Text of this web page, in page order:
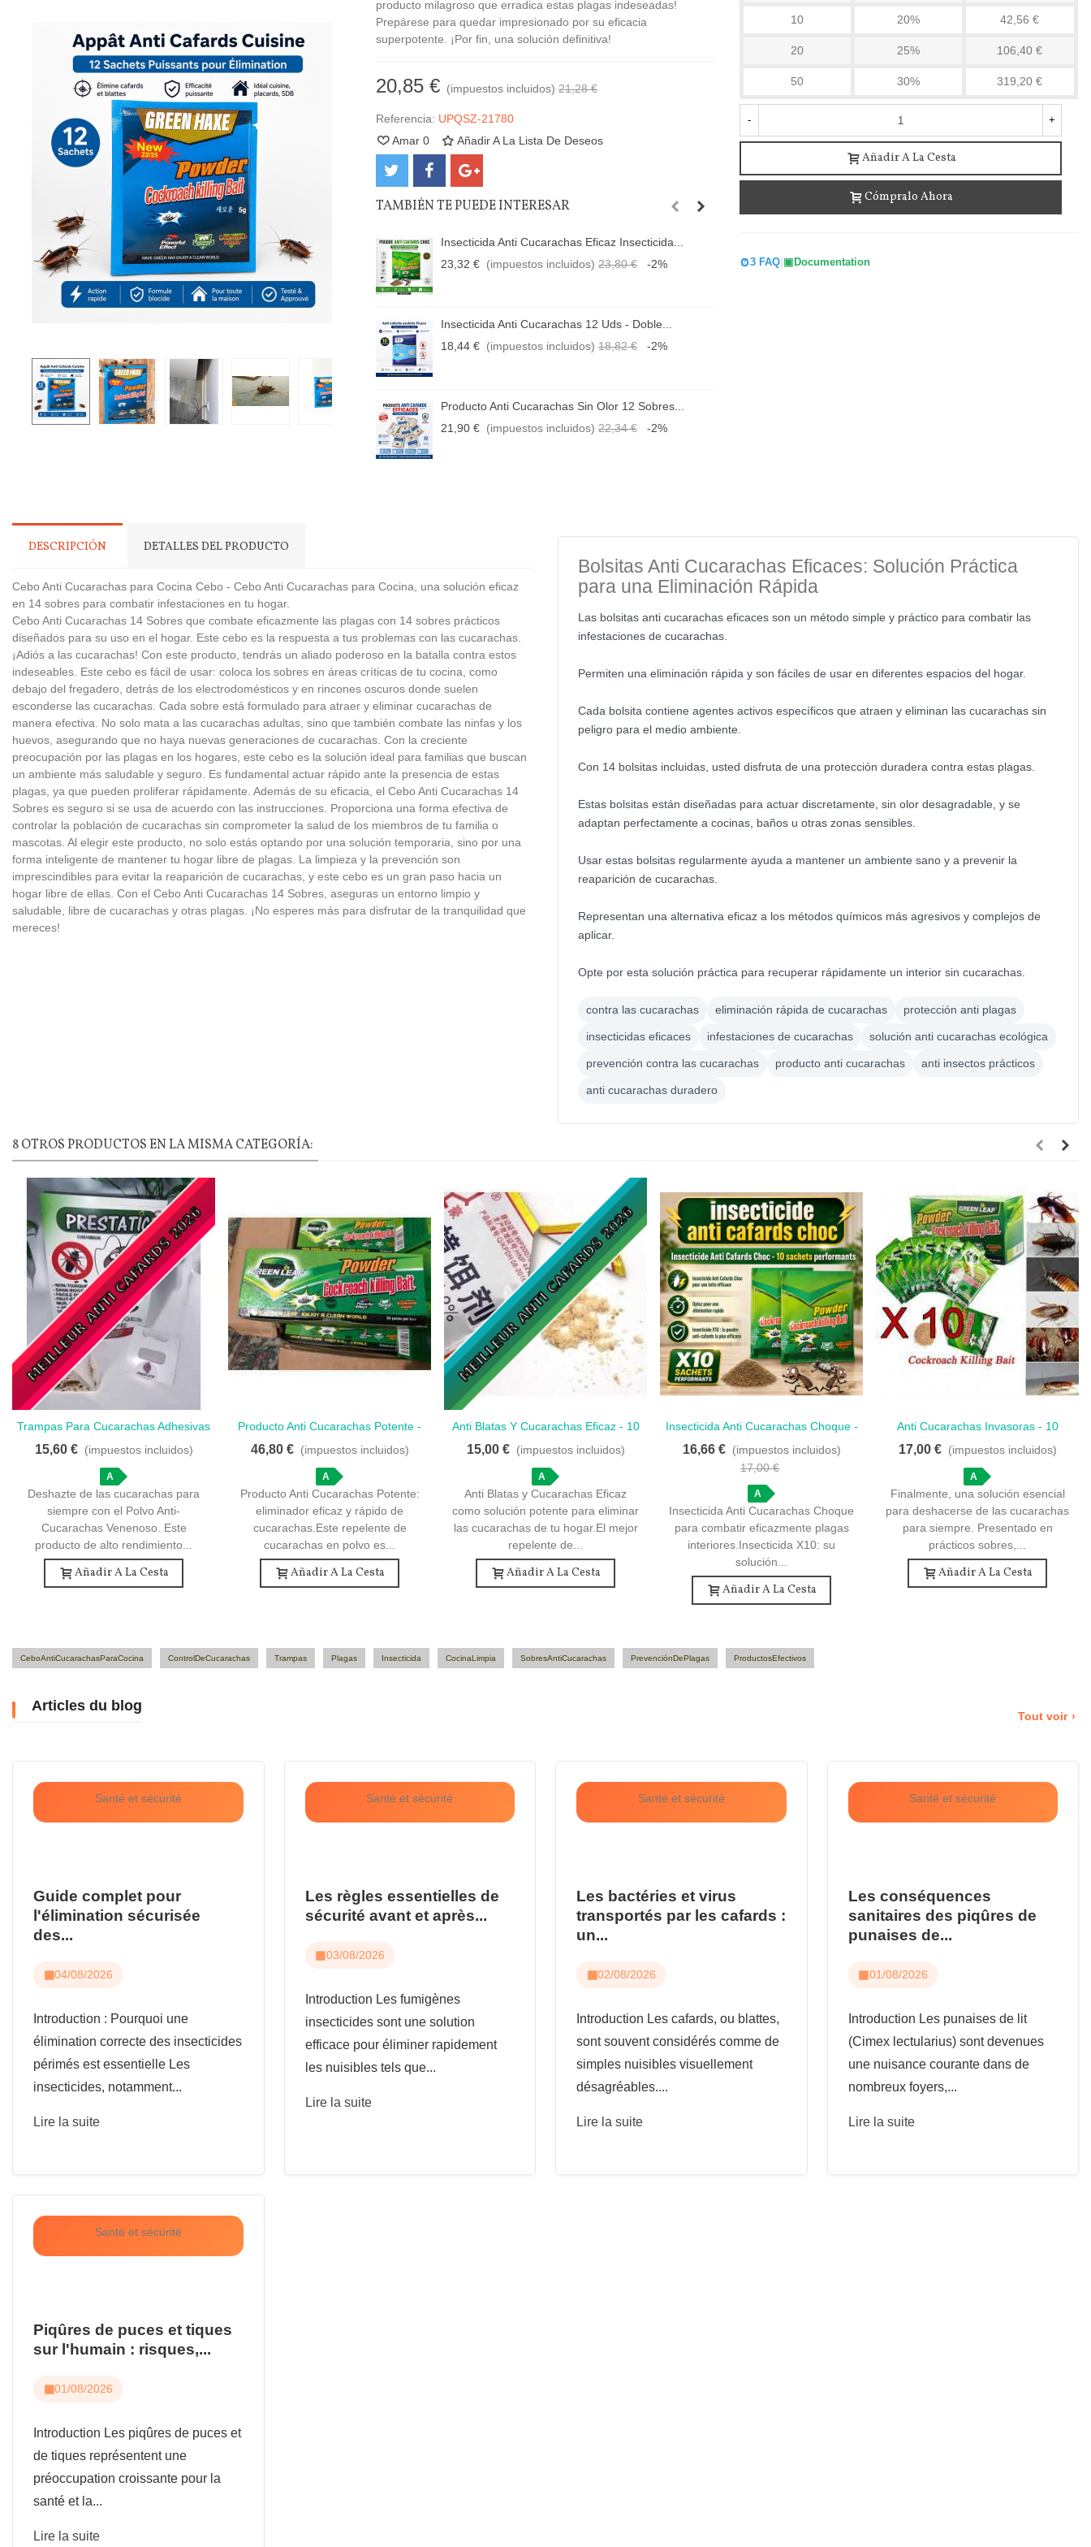
producto milagroso que erradica estas plagas indeseadas!
Prepárese para quedar impresionado por su eficacia
superpotente. ¡Por fin, una solución definitiva!
20,85 € (impuestos incluidos) 21,28 €
Referencia: UPQSZ-21780
Amar 0 Añadir A La Lista De Deseos
TAMBIÉN TE PUEDE INTERESAR
Insecticida Anti Cucarachas Eficaz Insecticida...
23,32 € (impuestos incluidos) 23,80 € -2%
Insecticida Anti Cucarachas 12 Uds - Doble...
18,44 € (impuestos incluidos) 18,82 € -2%
Producto Anti Cucarachas Sin Olor 12 Sobres...
21,90 € (impuestos incluidos) 22,34 € -2%
19,71 € (impuestos incluidos)
10 20% 42,56 €
20 25% 106,40 €
50 30% 319,20 €
- +
Añadir A La Cesta
Cómpralo Ahora
3 FAQ| Documentation
DESCRIPCIÓN DETALLES DEL PRODUCTO
Cebo Anti Cucarachas para Cocina Cebo - Cebo Anti Cucarachas para Cocina, una solución eficaz
en 14 sobres para combatir infestaciones en tu hogar.
Cebo Anti Cucarachas 14 Sobres que combate eficazmente las plagas con 14 sobres prácticos
diseñados para su uso en el hogar. Este cebo es la respuesta a tus problemas con las cucarachas.
¡Adiós a las cucarachas! Con este producto, tendrás un aliado poderoso en la batalla contra estos
indeseables. Este cebo es fácil de usar: coloca los sobres en áreas críticas de tu cocina, como
debajo del fregadero, detrás de los electrodomésticos y en rincones oscuros donde suelen
esconderse las cucarachas. Cada sobre está formulado para atraer y eliminar cucarachas de
manera efectiva. No solo mata a las cucarachas adultas, sino que también combate las ninfas y los
huevos, asegurando que no haya nuevas generaciones de cucarachas. Con la creciente
preocupación por las plagas en los hogares, este cebo es la solución ideal para familias que buscan
un ambiente más saludable y seguro. Es fundamental actuar rápido ante la presencia de estas
plagas, ya que pueden proliferar rápidamente. Además de su eficacia, el Cebo Anti Cucarachas 14
Sobres es seguro si se usa de acuerdo con las instrucciones. Proporciona una forma efectiva de
controlar la población de cucarachas sin comprometer la salud de los miembros de tu familia o
mascotas. Al elegir este producto, no solo estás optando por una solución temporaria, sino por una
forma inteligente de mantener tu hogar libre de plagas. La limpieza y la prevención son
imprescindibles para evitar la reaparición de cucarachas, y este cebo es un gran paso hacia un
hogar libre de ellas. Con el Cebo Anti Cucarachas 14 Sobres, aseguras un entorno limpio y
saludable, libre de cucarachas y otras plagas. ¡No esperes más para disfrutar de la tranquilidad que
mereces!
Bolsitas Anti Cucarachas Eficaces: Solución Práctica
para una Eliminación Rápida
Las bolsitas anti cucarachas eficaces son un método simple y práctico para combatir las
infestaciones de cucarachas.
Permiten una eliminación rápida y son fáciles de usar en diferentes espacios del hogar.
Cada bolsita contiene agentes activos específicos que atraen y eliminan las cucarachas sin
peligro para el medio ambiente.
Con 14 bolsitas incluidas, usted disfruta de una protección duradera contra estas plagas.
Estas bolsitas están diseñadas para actuar discretamente, sin olor desagradable, y se
adaptan perfectamente a cocinas, baños u otras zonas sensibles.
Usar estas bolsitas regularmente ayuda a mantener un ambiente sano y a prevenir la
reaparición de cucarachas.
Representan una alternativa eficaz a los métodos químicos más agresivos y complejos de
aplicar.
Opte por esta solución práctica para recuperar rápidamente un interior sin cucarachas.
contra las cucarachas eliminación rápida de cucarachas protección anti plagas
insecticidas eficaces infestaciones de cucarachas solución anti cucarachas ecológica
prevención contra las cucarachas producto anti cucarachas anti insectos prácticos
anti cucarachas duradero
8 OTROS PRODUCTOS EN LA MISMA CATEGORÍA:
Amar
Trampas Para Cucarachas Adhesivas
Potentes - 24 Uds
15,60 € (impuestos incluidos)
A
Deshazte de las cucarachas para
siempre con el Polvo Anti-
Cucarachas Venenoso. Este
producto de alto rendimiento...
Añadir A La Cesta
Amar
Producto Anti Cucarachas Potente -
50 Sobres Para Su Hogar
46,80 € (impuestos incluidos)
A
Producto Anti Cucarachas Potente:
eliminador eficaz y rápido de
cucarachas.Este repelente de
cucarachas en polvo es...
Añadir A La Cesta
Amar
Anti Blatas Y Cucarachas Eficaz - 10
Sobres Para Combatir Plagas
15,00 € (impuestos incluidos)
A
Anti Blatas y Cucarachas Eficaz
como solución potente para eliminar
las cucarachas de tu hogar.El mejor
repelente de...
Añadir A La Cesta
Amar
Insecticida Anti Cucarachas Choque -
10 Sobres
16,66 € (impuestos incluidos)
17,00 €
A
Insecticida Anti Cucarachas Choque
para combatir eficazmente plagas
interiores.Insecticida X10: su
solución...
Añadir A La Cesta
Amar
Anti Cucarachas Invasoras - 10
17,00 € (impuestos incluidos)
A
Finalmente, una solución esencial
para deshacerse de las cucarachas
para siempre. Presentado en
prácticos sobres,...
Añadir A La Cesta
CeboAntiCucarachasParaCocina ControlDeCucarachas Trampas Plagas Insecticida CocinaLimpia SobresAntiCucarachas PrevenciónDePlagas ProductosEfectivos
Articles du blog
Tout voir
Santé et sécurité
Guide complet pour
l'élimination sécurisée
des...
04/08/2026
Introduction : Pourquoi une
élimination correcte des insecticides
périmés est essentielle Les
insecticides, notamment...
Lire la suite
Santé et sécurité
Les règles essentielles de
sécurité avant et après...
03/08/2026
Introduction Les fumigènes
insecticides sont une solution
efficace pour éliminer rapidement
les nuisibles tels que...
Lire la suite
Santé et sécurité
Les bactéries et virus
transportés par les cafards :
un...
02/08/2026
Introduction Les cafards, ou blattes,
sont souvent considérés comme de
simples nuisibles visuellement
désagréables....
Lire la suite
Santé et sécurité
Les conséquences
sanitaires des piqûres de
punaises de...
01/08/2026
Introduction Les punaises de lit
(Cimex lectularius) sont devenues
une nuisance courante dans de
nombreux foyers,...
Lire la suite
Santé et sécurité
Piqûres de puces et tiques
sur l'humain : risques,...
01/08/2026
Introduction Les piqûres de puces et
de tiques représentent une
préoccupation croissante pour la
santé et la...
Lire la suite